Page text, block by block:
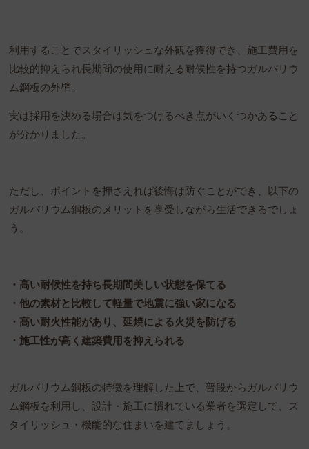
利用することでスタイリッシュな外観を獲得でき、施工費用を
比較的抑えられ長期間の使用に耐える耐候性を持つガルバリウ
ム鋼板の外壁。
実は採用を決める場合は気をつけるべき点がいくつかあること
が分かりました。
ただし、ポイントを押さえれば後悔は防ぐことができ、以下の
ガルバリウム鋼板のメリットを享受しながら生活できるでしょ
う。
・高い耐候性を持ち長期間美しい状態を保てる
・他の素材と比較して軽量で地震に強い家になる
・高い耐火性能があり、延焼による火災を防げる
・施工性が高く建築費用を抑えられる
ガルバリウム鋼板の特徴を理解した上で、普段からガルバリウ
ム鋼板を利用し、設計・施工に慣れている業者を選定して、ス
タイリッシュ・機能的な住まいを建てましょう。